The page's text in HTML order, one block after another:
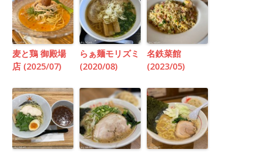
麦と鶏 御殿場
店 (2025/07)
らぁ麺モリズミ
(2020/08)
名鉄菜館
(2023/05)